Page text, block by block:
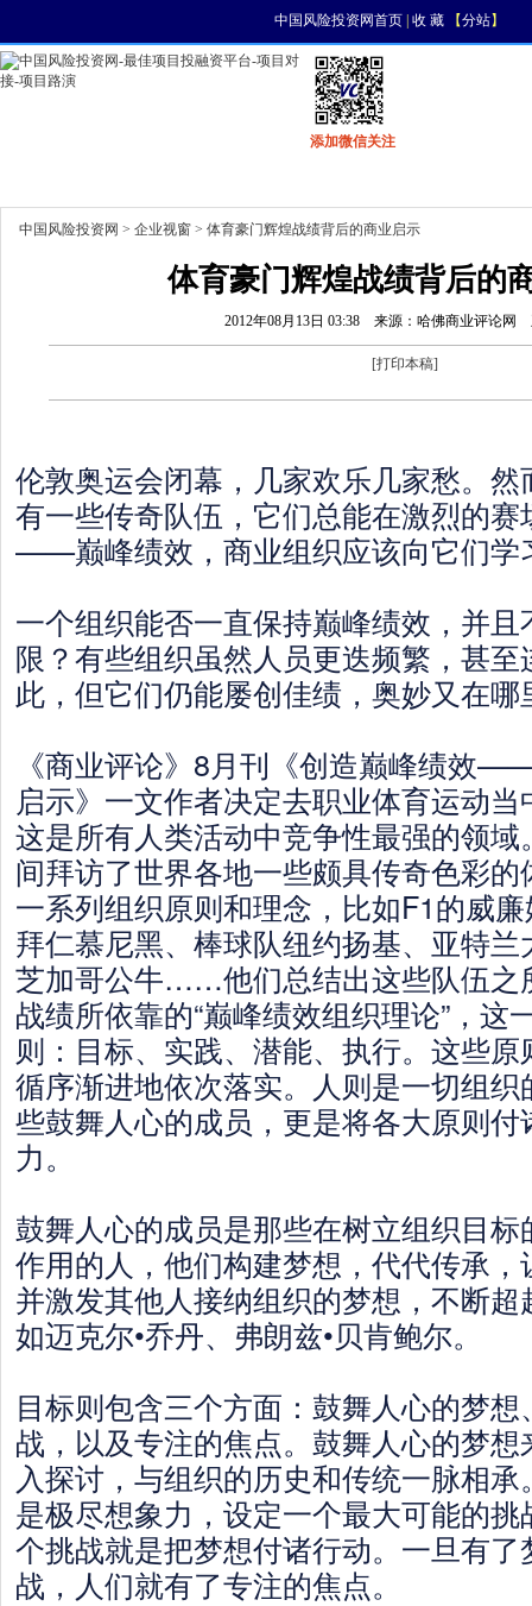
中国风险投资网首页| 收 藏【分站】
添加微信关注
中国风险投资网 > 企业视窗 > 体育豪门辉煌战绩背后的商业启示
体育豪门辉煌战绩背后的
2012年08月13日 03:38 来源：哈佛商业评论网
[打印本稿]
伦敦奥运会闭幕，几家欢乐几家愁。
有一些传奇队伍，它们总能在激烈的
——巅峰绩效，商业组织应该向它们学
一个组织能否一直保持巅峰绩效，并
限？有些组织虽然人员更迭频繁，甚
此，但它们仍能屡创佳绩，奥妙又在哪
《商业评论》8月刊《创造巅峰绩效
启示》一文作者决定去职业体育运动
这是所有人类活动中竞争性最强的领
间拜访了世界各地一些颇具传奇色彩
一系列组织原则和理念，比如F1的威
拜仁慕尼黑、棒球队纽约扬基、亚特
芝加哥公牛……他们总结出这些队伍之
战绩所依靠的“巅峰绩效组织理论”，这
则：目标、实践、潜能、执行。这些
循序渐进地依次落实。人则是一切组
些鼓舞人心的成员，更是将各大原则
力。
鼓舞人心的成员是那些在树立组织目
作用的人，他们构建梦想，代代传承
并激发其他人接纳组织的梦想，不断
如迈克尔•乔丹、弗朗兹•贝肯鲍尔。
目标则包含三个方面：鼓舞人心的梦
战，以及专注的焦点。鼓舞人心的梦
入探讨，与组织的历史和传统一脉相
是极尽想象力，设定一个最大可能的
个挑战就是把梦想付诸行动。一旦有
战，人们就有了专注的焦点。